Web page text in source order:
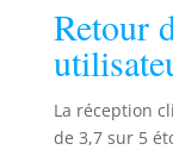
Retour
La réception
de 3,7 sur 5